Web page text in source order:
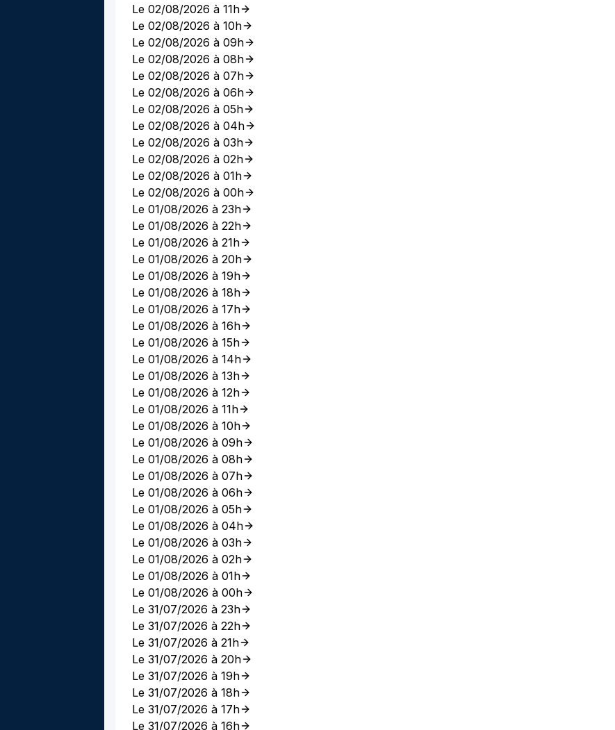
Le 02/08/2026 à 11h
Le 02/08/2026 à 10h
Le 02/08/2026 à 09h
Le 02/08/2026 à 08h
Le 02/08/2026 à 07h
Le 02/08/2026 à 06h
Le 02/08/2026 à 05h
Le 02/08/2026 à 04h
Le 02/08/2026 à 03h
Le 02/08/2026 à 02h
Le 02/08/2026 à 01h
Le 02/08/2026 à 00h
Le 01/08/2026 à 23h
Le 01/08/2026 à 22h
Le 01/08/2026 à 21h
Le 01/08/2026 à 20h
Le 01/08/2026 à 19h
Le 01/08/2026 à 18h
Le 01/08/2026 à 17h
Le 01/08/2026 à 16h
Le 01/08/2026 à 15h
Le 01/08/2026 à 14h
Le 01/08/2026 à 13h
Le 01/08/2026 à 12h
Le 01/08/2026 à 11h
Le 01/08/2026 à 10h
Le 01/08/2026 à 09h
Le 01/08/2026 à 08h
Le 01/08/2026 à 07h
Le 01/08/2026 à 06h
Le 01/08/2026 à 05h
Le 01/08/2026 à 04h
Le 01/08/2026 à 03h
Le 01/08/2026 à 02h
Le 01/08/2026 à 01h
Le 01/08/2026 à 00h
Le 31/07/2026 à 23h
Le 31/07/2026 à 22h
Le 31/07/2026 à 21h
Le 31/07/2026 à 20h
Le 31/07/2026 à 19h
Le 31/07/2026 à 18h
Le 31/07/2026 à 17h
Le 31/07/2026 à 16h